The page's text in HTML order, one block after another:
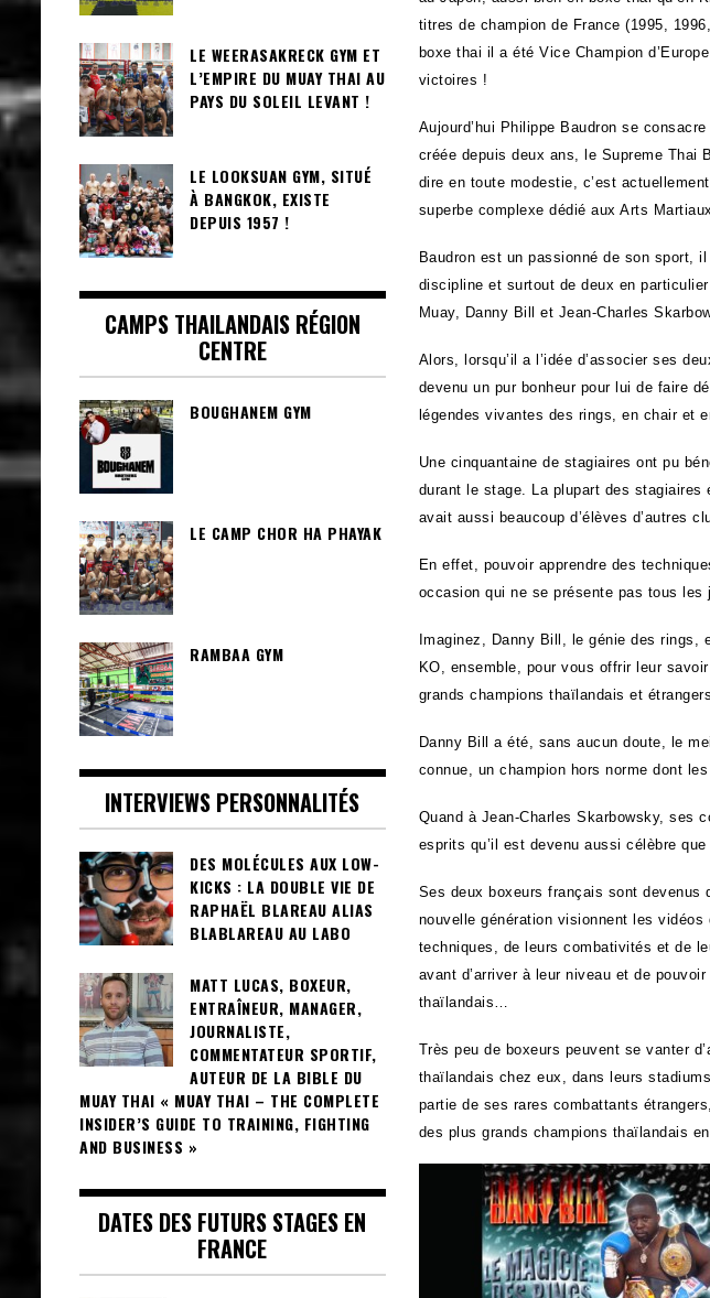
titres de champion de France (1995,
boxe thai il a été Vice Champion
victoires !
Aujourd’hui Philippe Baudron se
créée depuis deux ans, le Supreme Thai
dire en toute modestie, c’est
superbe complexe dédié aux Arts
Baudron est un passionné de son sport,
discipline et surtout de deux en
Muay, Danny Bill et Jean-Charles
Alors, lorsqu’il a l’idée d’associer ses
devenu un pur bonheur pour lui de faire
légendes vivantes des rings, en chair et
Une cinquantaine de stagiaires ont pu
durant le stage. La plupart des
avait aussi beaucoup d’élèves d’autres
En effet, pouvoir apprendre des
occasion qui ne se présente pas tous
Imaginez, Danny Bill, le génie des rings,
KO, ensemble, pour vous offrir leur
grands champions thaïlandais et
Danny Bill a été, sans aucun doute, le
connue, un champion hors norme dont
Quand à Jean-Charles Skarbowsky, ses
esprits qu’il est devenu aussi célèbre
Ses deux boxeurs français sont
nouvelle génération visionnent les
techniques, de leurs combativités et de
avant d’arriver à leur niveau et de
thaïlandais…
Très peu de boxeurs peuvent se vanter
thaïlandais chez eux, dans leurs
partie de ses rares combattants
des plus grands champions thaïlandais
LE WEERASAKRECK GYM ET
L’EMPIRE DU MUAY THAI AU
PAYS DU SOLEIL LEVANT !
LE LOOKSUAN GYM, SITUÉ
À BANGKOK, EXISTE
DEPUIS 1957 !
CAMPS THAILANDAIS RÉGION
CENTRE
BOUGHANEM GYM
LE CAMP CHOR HA PHAYAK
RAMBAA GYM
INTERVIEWS PERSONNALITÉS
DES MOLÉCULES AUX LOW-
KICKS : LA DOUBLE VIE DE
RAPHAËL BLAREAU ALIAS
BLABLAREAU AU LABO
MATT LUCAS, BOXEUR,
ENTRAÎNEUR, MANAGER,
JOURNALISTE,
COMMENTATEUR SPORTIF,
AUTEUR DE LA BIBLE DU
MUAY THAI « MUAY THAI – THE COMPLETE
INSIDER’S GUIDE TO TRAINING, FIGHTING
AND BUSINESS »
DATES DES FUTURS STAGES EN
FRANCE